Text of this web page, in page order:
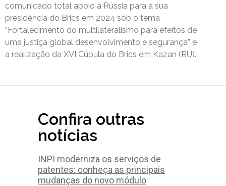
comunicado total apoio à Rússia para a sua
presidência do Brics em 2024 sob o tema
“Fortalecimento do multilateralismo para efeitos de
uma justiça global desenvolvimento e segurança” e
a realização da XVI Cúpula do Brics em Kazan (RU).
Confira outras
notícias
INPI moderniza os serviços de
patentes: conheça as principais
mudanças do novo módulo